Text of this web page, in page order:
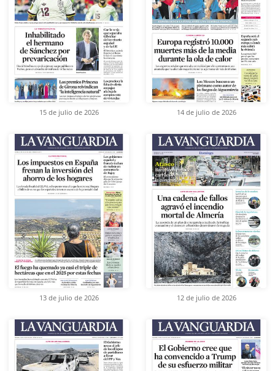
15 de julio de 2026 14 de julio de 2026
13 de julio de 2026 12 de julio de 2026